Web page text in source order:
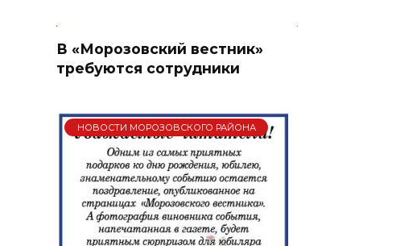
В «Морозовский вестник»
требуются сотрудники
НОВОСТИ МОРОЗОВСКОГО РАЙОНА